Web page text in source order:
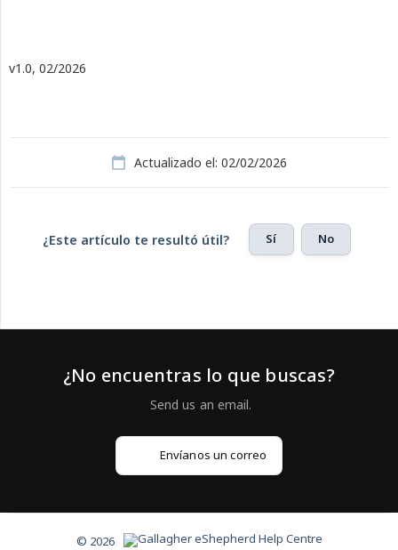
v1.0, 02/2026
Actualizado el: 02/02/2026
¿Este artículo te resultó útil? Sí No
¿No encuentras lo que buscas?
Envíanos un correo
© 2026